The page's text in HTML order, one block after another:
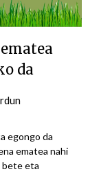
da
egongo da
ematea nahi
bete eta